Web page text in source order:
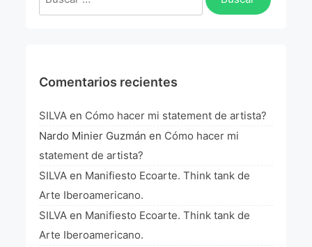
Comentarios recientes
SILVA en Cómo hacer mi statement de artista?
Nardo Minier Guzmán en Cómo hacer mi
statement de artista?
SILVA en Manifiesto Ecoarte. Think tank de
Arte Iberoamericano.
SILVA en Manifiesto Ecoarte. Think tank de
Arte Iberoamericano.